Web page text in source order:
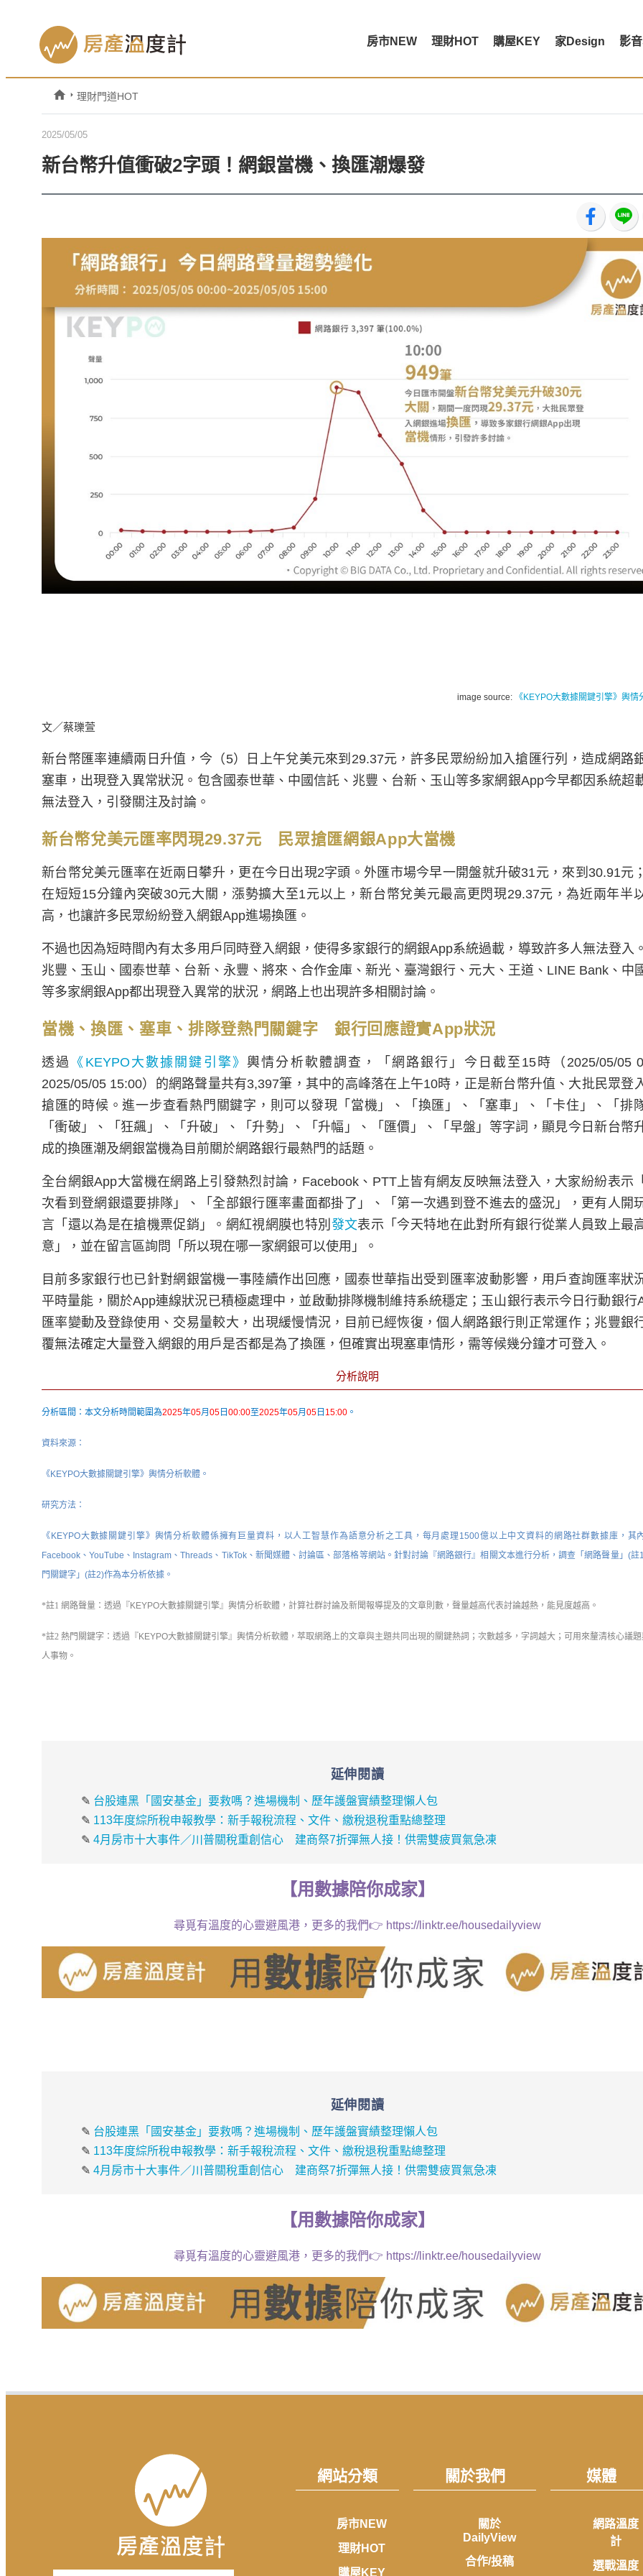
房市NEW 理財HOT 購屋KEY 家Design 影
理財門道HOT
2025/05/05
新台幣升值衝破2字頭！網銀當機、換匯潮爆發
image source: 《KEYPO大數據關鍵引擎》輿情
文／蔡瓅萱
新台幣匯率連續兩日升值，今（5）日上午兌美元來到29.37元，許多民眾紛紛加入搶匯行列，造成網路
塞車，出現登入異常狀況。包含國泰世華、中國信託、兆豐、台新、玉山等多家網銀App今早都因系統超
無法登入，引發關注及討論。
新台幣兌美元匯率閃現29.37元 民眾搶匯網銀App大當機
新台幣兌美元匯率在近兩日攀升，更在今日出現2字頭。外匯市場今早一開盤就升破31元，來到30.91元
在短短15分鐘內突破30元大關，漲勢擴大至1元以上，新台幣兌美元最高更閃現29.37元，為近兩年半
高，也讓許多民眾紛紛登入網銀App進場換匯。
不過也因為短時間內有太多用戶同時登入網銀，使得多家銀行的網銀App系統過載，導致許多人無法登入
兆豐、玉山、國泰世華、台新、永豐、將來、合作金庫、新光、臺灣銀行、元大、王道、LINE Bank、中
等多家網銀App都出現登入異常的狀況，網路上也出現許多相關討論。
當機、換匯、塞車、排隊登熱門關鍵字 銀行回應證實App狀況
透過 《KEYPO大數據關鍵引擎》輿情分析軟體調查，「網路銀行」今日截至15時（2025/05/05
2025/05/05 15:00）的網路聲量共有3,397筆，其中的高峰落在上午10時，正是新台幣升值、大批民眾登
搶匯的時候。進一步查看熱門關鍵字，則可以發現「當機」、「換匯」、「塞車」、「卡住」、「排
「衝破」、「狂飆」、「升破」、「升勢」、「升幅」、「匯價」、「早盤」等字詞，顯見今日新台幣
成的換匯潮及網銀當機為目前關於網路銀行最熱門的話題。
全台網銀App大當機在網路上引發熱烈討論，Facebook、PTT上皆有網友反映無法登入，大家紛紛表示
次看到登網銀還要排隊」、「全部銀行匯率畫面都掛了」、「第一次遇到登不進去的盛況」，更有人開
言「還以為是在搶機票促銷」。網紅視網膜也特別 發文表示「今天特地在此對所有銀行從業人員致上最
意」，並在留言區詢問「所以現在哪一家網銀可以使用」。
目前多家銀行也已針對網銀當機一事陸續作出回應，國泰世華指出受到匯率波動影響，用戶查詢匯率狀
平時量能，關於App連線狀況已積極處理中，並啟動排隊機制維持系統穩定；玉山銀行表示今日行動銀行
匯率變動及登錄使用、交易量較大，出現緩慢情況，目前已經恢復，個人網路銀行則正常運作；兆豐銀
覆無法確定大量登入網銀的用戶是否都是為了換匯，但確實出現塞車情形，需等候幾分鐘才可登入。
分析說明
分析區間：本文分析時間範圍為2025年05月 05 日 00:00至2025年05月 05 日 15:00 。
資料來源：
《KEYPO大數據關鍵引擎》輿情分析軟體。
研究方法：
《KEYPO大數據關鍵引擎》輿情分析軟體係擁有巨量資料，以人工智慧作為語意分析之工具，每月處理1500億以上中文資料的網路社群數據庫，其
Facebook、YouTube、Instagram、Threads、TikTok、新聞媒體、討論區、部落格等網站。針對討論『網路銀行』相關文本進行分析，調查「網路聲量」(註
門關鍵字」(註2)作為本分析依據。
*註1 網路聲量： 透過『KEYPO大數據關鍵引擎』輿情分析軟體，計算社群討論及新聞報導提及的文章則數，聲量越高代表討論越熱，能見度越高。
*註2 熱門關鍵字： 透過『KEYPO大數據關鍵引擎』 輿情分析軟體 ，萃取網路上的文章與主題共同出現的關鍵熱詞；次數越多，字詞越大；可用來釐清核心議
人事物。
延伸閱讀
✎ 台股連黑「國安基金」要救嗎？進場機制、歷年護盤實績整理懶人包
✎ 113年度綜所稅申報教學：新手報稅流程、文件、繳稅退稅重點總整理
✎ 4月房市十大事件／川普關稅重創信心 建商祭7折彈無人接！供需雙疲買氣急凍
【用數據陪你成家】
尋覓有溫度的心靈避風港，更多的我們👉 https://linktr.ee/housedailyview
延伸閱讀
✎ 台股連黑「國安基金」要救嗎？進場機制、歷年護盤實績整理懶人包
✎ 113年度綜所稅申報教學：新手報稅流程、文件、繳稅退稅重點總整理
✎ 4月房市十大事件／川普關稅重創信心 建商祭7折彈無人接！供需雙疲買氣急凍
【用數據陪你成家】
尋覓有溫度的心靈避風港，更多的我們👉 https://linktr.ee/housedailyview
網站分類
房市NEW
理財HOT
購屋KEY
關於我們
關於
DailyView
合作/投稿
媒體
網路溫度
計
選戰溫度